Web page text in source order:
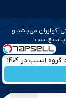
اسنپ در ۱۴۰۴
اکوایران می‌باشد و
است.